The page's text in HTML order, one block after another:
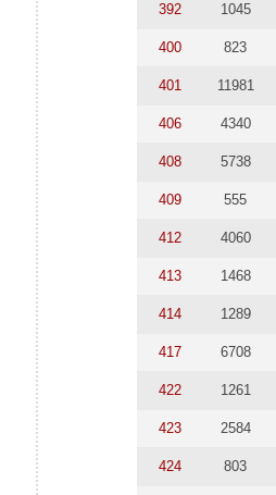
392 1045
400 823
401 11981
406 4340
408 5738
409 555
412 4060
413 1468
414 1289
417 6708
422 1261
423 2584
424 803